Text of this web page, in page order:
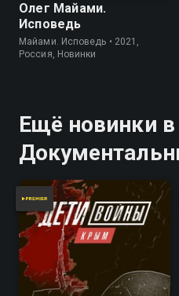
Олег Майами.
Исповедь
Майами. Исповедь • 2021,
Россия, Новинки
Ещё новинки